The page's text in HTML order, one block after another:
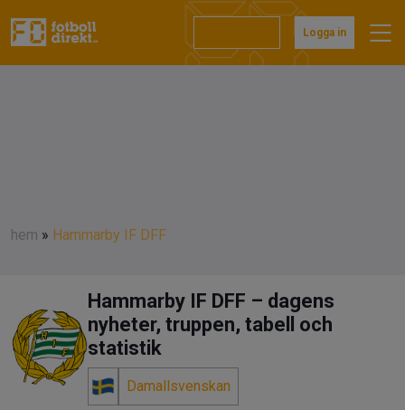
Logga in
hem » Hammarby IF DFF
Hammarby IF DFF – dagens
nyheter, truppen, tabell och
statistik
Damallsvenskan